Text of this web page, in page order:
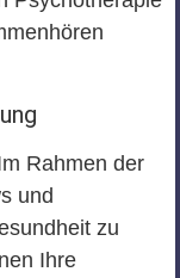
Rahmen der
und
zu
Ihre